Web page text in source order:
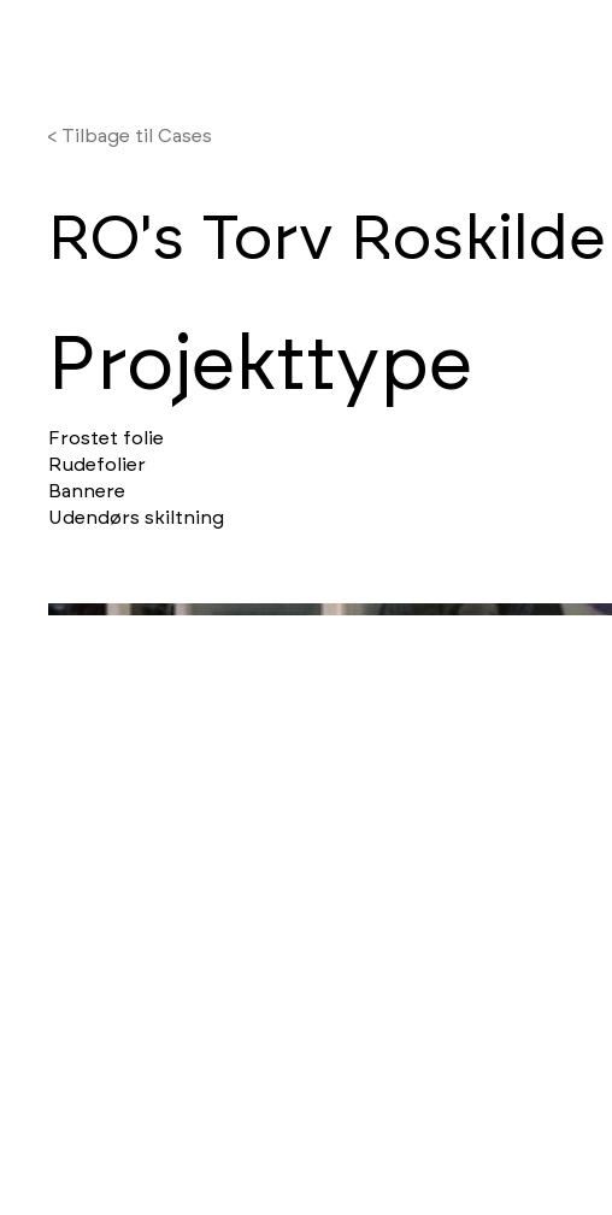
RO's Torv Roskilde
Projekttype
Frostet folie
Rudefolier
Bannere
Udendørs skiltning
< Tilbage til Cases